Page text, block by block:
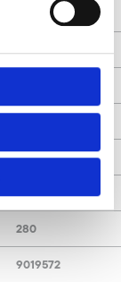
215
250
22,5°
280
9019572